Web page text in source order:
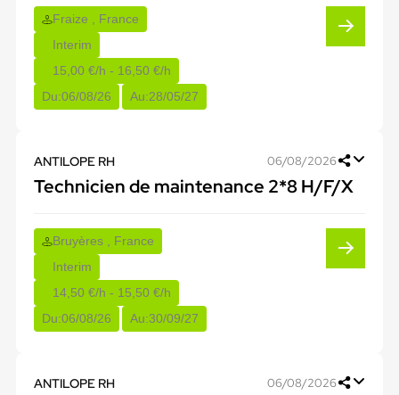
Fraize , France
Interim
15,00 €/h - 16,50 €/h
Du:06/08/26 Au:28/05/27
ANTILOPE RH 06/08/2026
Technicien de maintenance 2*8 H/F/X
Bruyères , France
Interim
14,50 €/h - 15,50 €/h
Du:06/08/26 Au:30/09/27
ANTILOPE RH 06/08/2026